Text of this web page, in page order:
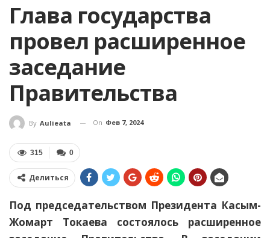
Глава государства
провел расширенное
заседание
Правительства
By Aulieata On Фев 7, 2024
0
315
Делиться
Под председательством Президента Касым-
Жомарт Токаева состоялось расширенное